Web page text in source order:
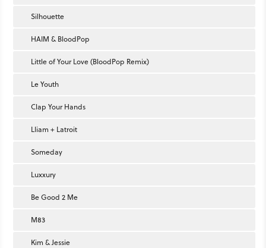
Silhouette
HAIM & BloodPop
Little of Your Love (BloodPop Remix)
Le Youth
Clap Your Hands
Lliam + Latroit
Someday
Luxxury
Be Good 2 Me
M83
Kim & Jessie